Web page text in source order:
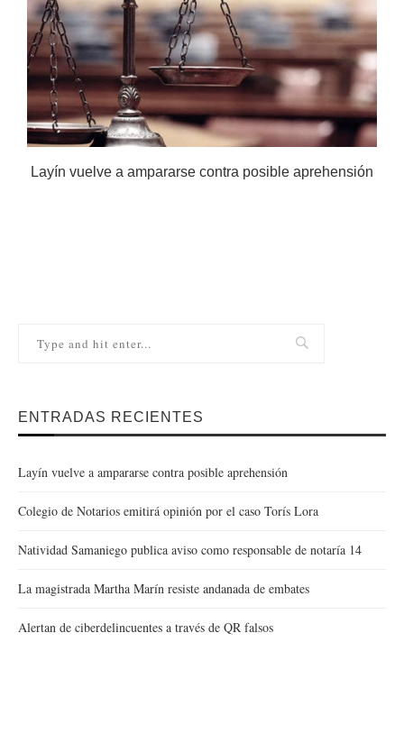
Layín vuelve a ampararse contra posible aprehensión
ENTRADAS RECIENTES
Layín vuelve a ampararse contra posible aprehensión
Colegio de Notarios emitirá opinión por el caso Torís Lora
Natividad Samaniego publica aviso como responsable de notaría 14
La magistrada Martha Marín resiste andanada de embates
Alertan de ciberdelincuentes a través de QR falsos